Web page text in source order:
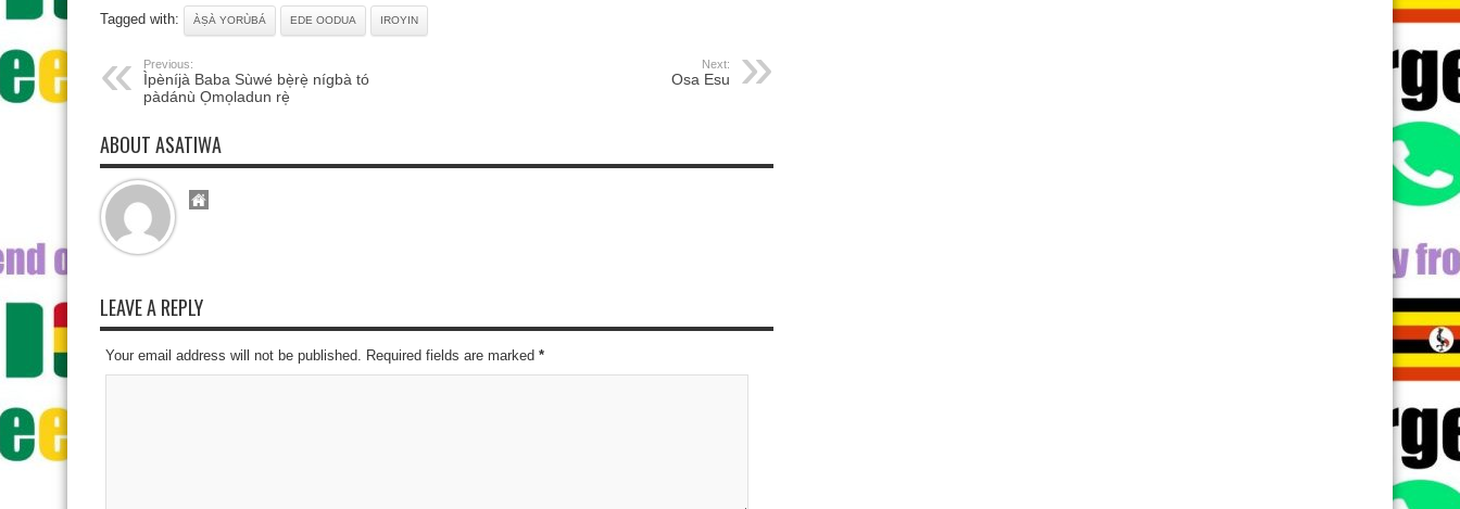
Tagged with: ÀṢÀ YORÙBÁ EDE OODUA IROYIN
Previous:
Ìpèníjà Baba Sùwé bè̩rè̩ nígbà tó
pàdánù O̩mo̩ladun rè̩
Next:
Osa Esu
ABOUT ASATIWA
LEAVE A REPLY
Your email address will not be published. Required fields are marked *